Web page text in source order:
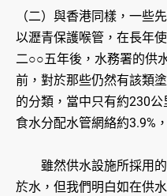
（二）與香港同樣，一些
以瀝青保護喉管，在長年
二○○五年後，水務署的供
前，對於那些仍然有該類
的分類，當中只有約230
食水分配水管網絡約3.9%
雖然供水設施所採用的
於水，但我們明白如在供